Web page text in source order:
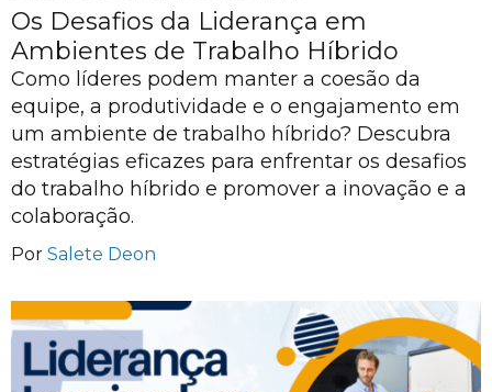
Os Desafios da Liderança em
Ambientes de Trabalho Híbrido
Como líderes podem manter a coesão da
equipe, a produtividade e o engajamento em
um ambiente de trabalho híbrido? Descubra
estratégias eficazes para enfrentar os desafios
do trabalho híbrido e promover a inovação e a
colaboração.
Por Salete Deon